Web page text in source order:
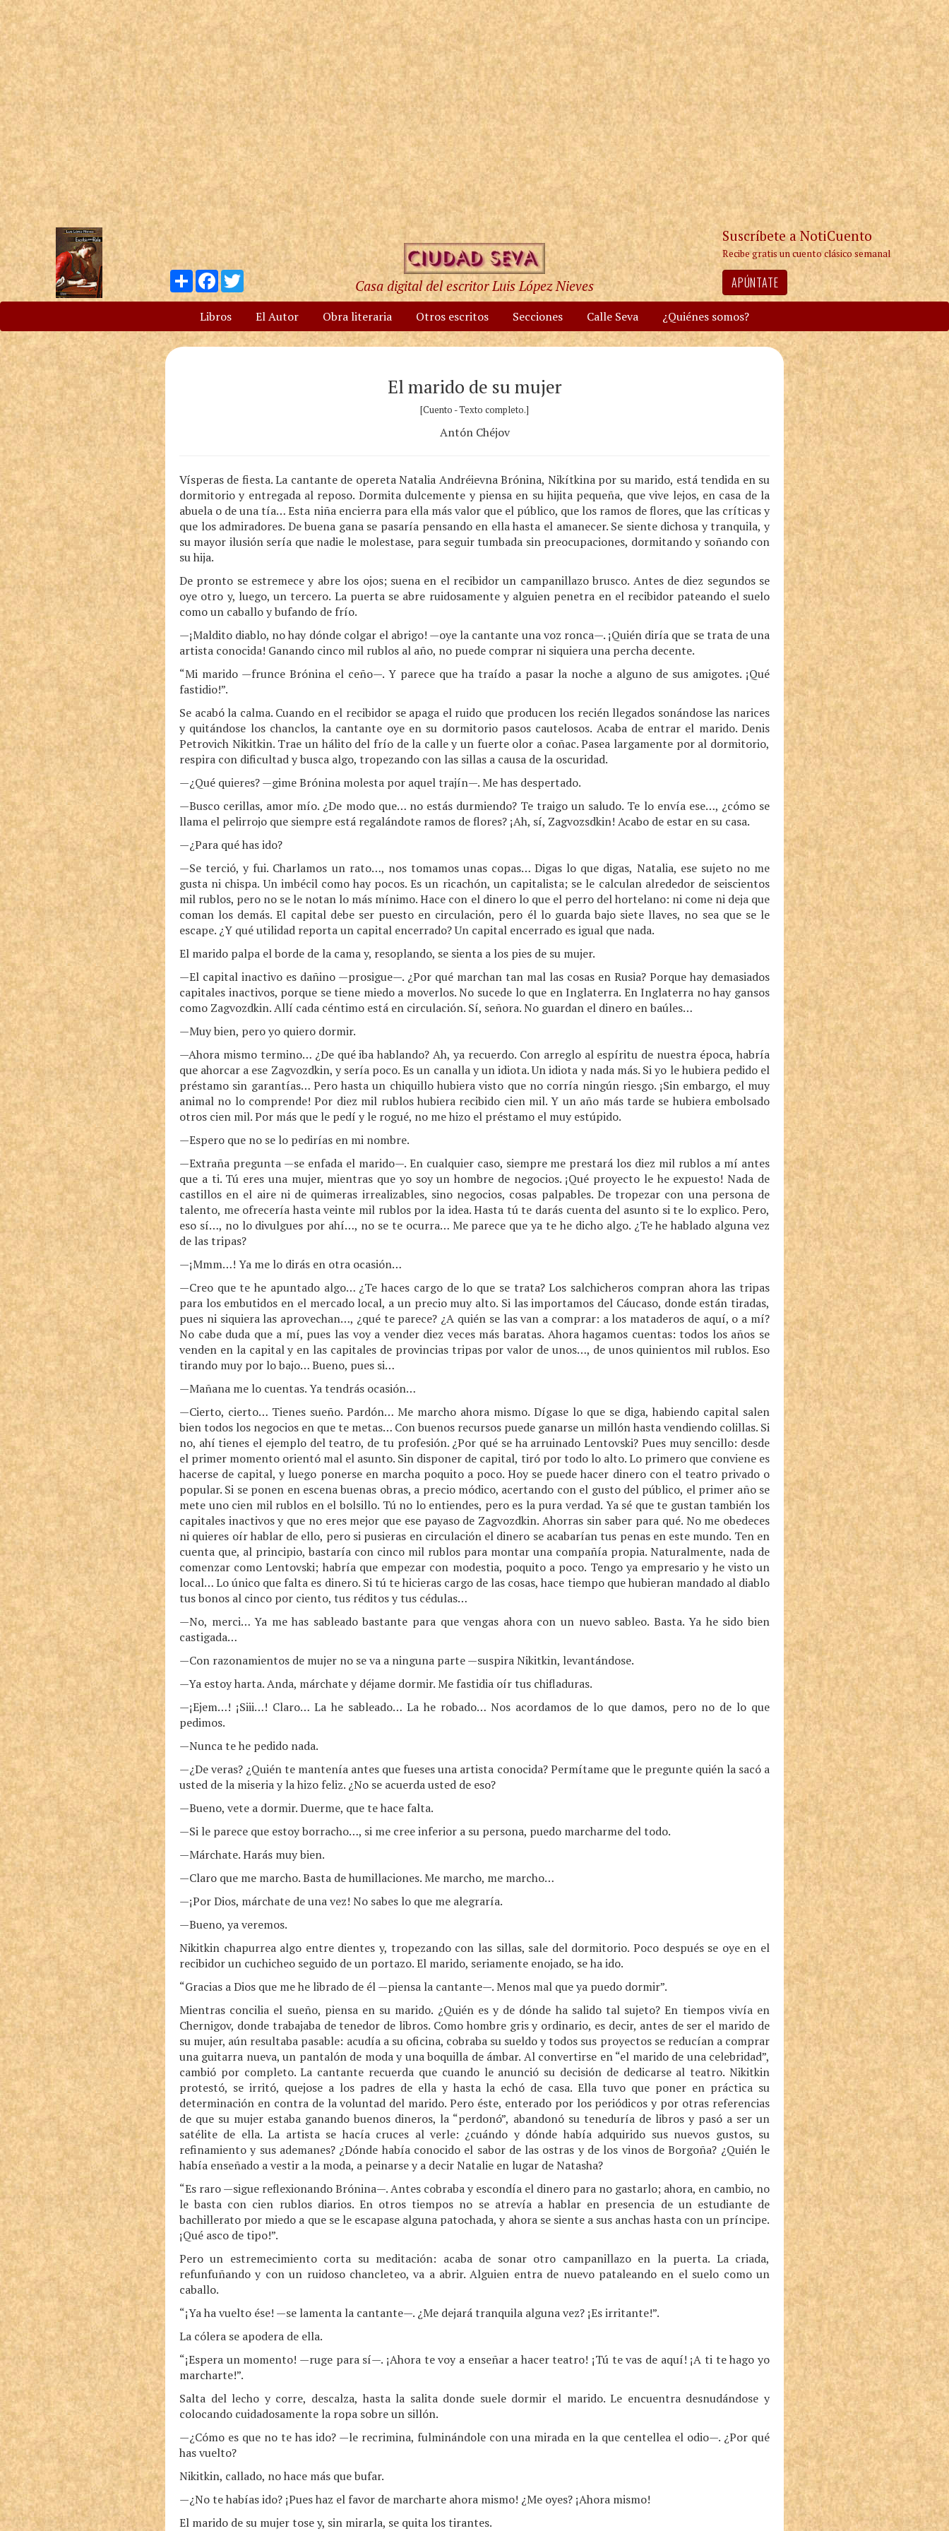
Compartir
Facebook
Twitter
Casa digital del escritor Luis López Nieves
Suscríbete a NotiCuento
Recibe gratis un cuento clásico semanal
APÚNTATE
Libros El Autor Obra literaria Otros escritos Secciones Calle Seva ¿Quiénes somos?
El marido de su mujer
[Cuento - Texto completo.]
Antón Chéjov
Vísperas de fiesta. La cantante de opereta Natalia Andréievna Brónina, Nikítkina por su marido, está tendida en su
dormitorio y entregada al reposo. Dormita dulcemente y piensa en su hijita pequeña, que vive lejos, en casa de la
abuela o de una tía… Esta niña encierra para ella más valor que el público, que los ramos de flores, que las críticas y
que los admiradores. De buena gana se pasaría pensando en ella hasta el amanecer. Se siente dichosa y tranquila, y
su mayor ilusión sería que nadie le molestase, para seguir tumbada sin preocupaciones, dormitando y soñando con
su hija.
De pronto se estremece y abre los ojos; suena en el recibidor un campanillazo brusco. Antes de diez segundos se
oye otro y, luego, un tercero. La puerta se abre ruidosamente y alguien penetra en el recibidor pateando el suelo
como un caballo y bufando de frío.
—¡Maldito diablo, no hay dónde colgar el abrigo! —oye la cantante una voz ronca—. ¡Quién diría que se trata de una
artista conocida! Ganando cinco mil rublos al año, no puede comprar ni siquiera una percha decente.
“Mi marido —frunce Brónina el ceño—. Y parece que ha traído a pasar la noche a alguno de sus amigotes. ¡Qué
fastidio!”.
Se acabó la calma. Cuando en el recibidor se apaga el ruido que producen los recién llegados sonándose las narices
y quitándose los chanclos, la cantante oye en su dormitorio pasos cautelosos. Acaba de entrar el marido. Denis
Petrovich Nikitkin. Trae un hálito del frío de la calle y un fuerte olor a coñac. Pasea largamente por al dormitorio,
respira con dificultad y busca algo, tropezando con las sillas a causa de la oscuridad.
—¿Qué quieres? —gime Brónina molesta por aquel trajín—. Me has despertado.
—Busco cerillas, amor mío. ¿De modo que… no estás durmiendo? Te traigo un saludo. Te lo envía ese…, ¿cómo se
llama el pelirrojo que siempre está regalándote ramos de flores? ¡Ah, sí, Zagvozsdkin! Acabo de estar en su casa.
—¿Para qué has ido?
—Se terció, y fui. Charlamos un rato…, nos tomamos unas copas… Digas lo que digas, Natalia, ese sujeto no me
gusta ni chispa. Un imbécil como hay pocos. Es un ricachón, un capitalista; se le calculan alrededor de seiscientos
mil rublos, pero no se le notan lo más mínimo. Hace con el dinero lo que el perro del hortelano: ni come ni deja que
coman los demás. El capital debe ser puesto en circulación, pero él lo guarda bajo siete llaves, no sea que se le
escape. ¿Y qué utilidad reporta un capital encerrado? Un capital encerrado es igual que nada.
El marido palpa el borde de la cama y, resoplando, se sienta a los pies de su mujer.
—El capital inactivo es dañino —prosigue—. ¿Por qué marchan tan mal las cosas en Rusia? Porque hay demasiados
capitales inactivos, porque se tiene miedo a moverlos. No sucede lo que en Inglaterra. En Inglaterra no hay gansos
como Zagvozdkin. Allí cada céntimo está en circulación. Sí, señora. No guardan el dinero en baúles…
—Muy bien, pero yo quiero dormir.
—Ahora mismo termino… ¿De qué iba hablando? Ah, ya recuerdo. Con arreglo al espíritu de nuestra época, habría
que ahorcar a ese Zagvozdkin, y sería poco. Es un canalla y un idiota. Un idiota y nada más. Si yo le hubiera pedido el
préstamo sin garantías… Pero hasta un chiquillo hubiera visto que no corría ningún riesgo. ¡Sin embargo, el muy
animal no lo comprende! Por diez mil rublos hubiera recibido cien mil. Y un año más tarde se hubiera embolsado
otros cien mil. Por más que le pedí y le rogué, no me hizo el préstamo el muy estúpido.
—Espero que no se lo pedirías en mi nombre.
—Extraña pregunta —se enfada el marido—. En cualquier caso, siempre me prestará los diez mil rublos a mí antes
que a ti. Tú eres una mujer, mientras que yo soy un hombre de negocios. ¡Qué proyecto le he expuesto! Nada de
castillos en el aire ni de quimeras irrealizables, sino negocios, cosas palpables. De tropezar con una persona de
talento, me ofrecería hasta veinte mil rublos por la idea. Hasta tú te darás cuenta del asunto si te lo explico. Pero,
eso sí…, no lo divulgues por ahí…, no se te ocurra… Me parece que ya te he dicho algo. ¿Te he hablado alguna vez
de las tripas?
—¡Mmm…! Ya me lo dirás en otra ocasión…
—Creo que te he apuntado algo… ¿Te haces cargo de lo que se trata? Los salchicheros compran ahora las tripas
para los embutidos en el mercado local, a un precio muy alto. Si las importamos del Cáucaso, donde están tiradas,
pues ni siquiera las aprovechan…, ¿qué te parece? ¿A quién se las van a comprar: a los mataderos de aquí, o a mí?
No cabe duda que a mí, pues las voy a vender diez veces más baratas. Ahora hagamos cuentas: todos los años se
venden en la capital y en las capitales de provincias tripas por valor de unos…, de unos quinientos mil rublos. Eso
tirando muy por lo bajo… Bueno, pues si…
—Mañana me lo cuentas. Ya tendrás ocasión…
—Cierto, cierto… Tienes sueño. Pardón… Me marcho ahora mismo. Dígase lo que se diga, habiendo capital salen
bien todos los negocios en que te metas… Con buenos recursos puede ganarse un millón hasta vendiendo colillas. Si
no, ahí tienes el ejemplo del teatro, de tu profesión. ¿Por qué se ha arruinado Lentovski? Pues muy sencillo: desde
el primer momento orientó mal el asunto. Sin disponer de capital, tiró por todo lo alto. Lo primero que conviene es
hacerse de capital, y luego ponerse en marcha poquito a poco. Hoy se puede hacer dinero con el teatro privado o
popular. Si se ponen en escena buenas obras, a precio módico, acertando con el gusto del público, el primer año se
mete uno cien mil rublos en el bolsillo. Tú no lo entiendes, pero es la pura verdad. Ya sé que te gustan también los
capitales inactivos y que no eres mejor que ese payaso de Zagvozdkin. Ahorras sin saber para qué. No me obedeces
ni quieres oír hablar de ello, pero si pusieras en circulación el dinero se acabarían tus penas en este mundo. Ten en
cuenta que, al principio, bastaría con cinco mil rublos para montar una compañía propia. Naturalmente, nada de
comenzar como Lentovski; habría que empezar con modestia, poquito a poco. Tengo ya empresario y he visto un
local… Lo único que falta es dinero. Si tú te hicieras cargo de las cosas, hace tiempo que hubieran mandado al diablo
tus bonos al cinco por ciento, tus réditos y tus cédulas…
—No, merci… Ya me has sableado bastante para que vengas ahora con un nuevo sableo. Basta. Ya he sido bien
castigada…
—Con razonamientos de mujer no se va a ninguna parte —suspira Nikitkin, levantándose.
—Ya estoy harta. Anda, márchate y déjame dormir. Me fastidia oír tus chifladuras.
—¡Ejem…! ¡Siii…! Claro… La he sableado… La he robado… Nos acordamos de lo que damos, pero no de lo que
pedimos.
—Nunca te he pedido nada.
—¿De veras? ¿Quién te mantenía antes que fueses una artista conocida? Permítame que le pregunte quién la sacó a
usted de la miseria y la hizo feliz. ¿No se acuerda usted de eso?
—Bueno, vete a dormir. Duerme, que te hace falta.
—Si le parece que estoy borracho…, si me cree inferior a su persona, puedo marcharme del todo.
—Márchate. Harás muy bien.
—Claro que me marcho. Basta de humillaciones. Me marcho, me marcho…
—¡Por Dios, márchate de una vez! No sabes lo que me alegraría.
—Bueno, ya veremos.
Nikitkin chapurrea algo entre dientes y, tropezando con las sillas, sale del dormitorio. Poco después se oye en el
recibidor un cuchicheo seguido de un portazo. El marido, seriamente enojado, se ha ido.
“Gracias a Dios que me he librado de él —piensa la cantante—. Menos mal que ya puedo dormir”.
Mientras concilia el sueño, piensa en su marido. ¿Quién es y de dónde ha salido tal sujeto? En tiempos vivía en
Chernigov, donde trabajaba de tenedor de libros. Como hombre gris y ordinario, es decir, antes de ser el marido de
su mujer, aún resultaba pasable: acudía a su oficina, cobraba su sueldo y todos sus proyectos se reducían a comprar
una guitarra nueva, un pantalón de moda y una boquilla de ámbar. Al convertirse en “el marido de una celebridad”,
cambió por completo. La cantante recuerda que cuando le anunció su decisión de dedicarse al teatro. Nikitkin
protestó, se irritó, quejose a los padres de ella y hasta la echó de casa. Ella tuvo que poner en práctica su
determinación en contra de la voluntad del marido. Pero éste, enterado por los periódicos y por otras referencias
de que su mujer estaba ganando buenos dineros, la “perdonó”, abandonó su teneduría de libros y pasó a ser un
satélite de ella. La artista se hacía cruces al verle: ¿cuándo y dónde había adquirido sus nuevos gustos, su
refinamiento y sus ademanes? ¿Dónde había conocido el sabor de las ostras y de los vinos de Borgoña? ¿Quién le
había enseñado a vestir a la moda, a peinarse y a decir Natalie en lugar de Natasha?
“Es raro —sigue reflexionando Brónina—. Antes cobraba y escondía el dinero para no gastarlo; ahora, en cambio, no
le basta con cien rublos diarios. En otros tiempos no se atrevía a hablar en presencia de un estudiante de
bachillerato por miedo a que se le escapase alguna patochada, y ahora se siente a sus anchas hasta con un príncipe.
¡Qué asco de tipo!”.
Pero un estremecimiento corta su meditación: acaba de sonar otro campanillazo en la puerta. La criada,
refunfuñando y con un ruidoso chancleteo, va a abrir. Alguien entra de nuevo pataleando en el suelo como un
caballo.
“¡Ya ha vuelto ése! —se lamenta la cantante—. ¿Me dejará tranquila alguna vez? ¡Es irritante!”.
La cólera se apodera de ella.
“¡Espera un momento! —ruge para sí—. ¡Ahora te voy a enseñar a hacer teatro! ¡Tú te vas de aquí! ¡A ti te hago yo
marcharte!”.
Salta del lecho y corre, descalza, hasta la salita donde suele dormir el marido. Le encuentra desnudándose y
colocando cuidadosamente la ropa sobre un sillón.
—¿Cómo es que no te has ido? —le recrimina, fulminándole con una mirada en la que centellea el odio—. ¿Por qué
has vuelto?
Nikitkin, callado, no hace más que bufar.
—¿No te habías ido? ¡Pues haz el favor de marcharte ahora mismo! ¿Me oyes? ¡Ahora mismo!
El marido de su mujer tose y, sin mirarla, se quita los tirantes.